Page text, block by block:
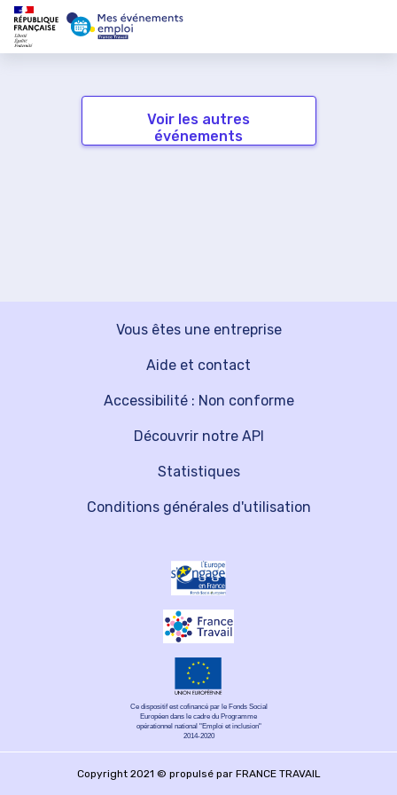
Voir les autres
événements
Vous êtes une entreprise
Découvrir notre API
Aide et contact
Statistiques
Accessibilité : Non conforme
Conditions générales d'utilisation
Ce dispositif est cofinancé par le Fonds Social
Européen dans le cadre du Programme
opérationnel national "Emploi et inclusion"
2014-2020
Copyright 2021 © propulsé par FRANCE TRAVAIL